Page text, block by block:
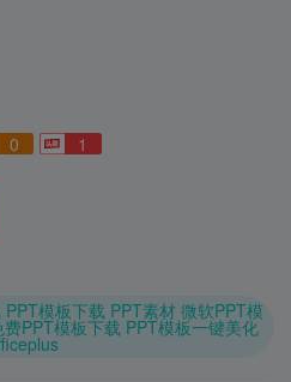
0 1
模板下载 PPT素材 微软PPT模
PPT模板下载 PPT模板一键美化